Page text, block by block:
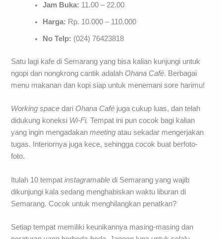
Jam Buka: 11.00 – 22.00
Harga: Rp. 10.000 – 110.000
No Telp: (024) 76423818
Satu lagi kafe di Semarang yang bisa kalian kunjungi untuk
ngopi dan nongkrong cantik adalah Ohana Café. Berbagai
menu makanan dan kopi siap untuk menemani sore harimu!
Working spacedari Ohana Café juga cukup luas, dan telah
didukung koneksi Wi-Fi.Tempat ini pun cocok bagi kalian
yang ingin mengadakanmeetingatau sekadar mengerjakan
tugas. Interiornya juga kece, sehingga cocok buat berfoto-
foto.
Itulah 10 tempatinstagramable di Semarang yang wajib
dikunjungi kala sedang menghabiskan waktu liburan di
Semarang. Cocok untuk menghilangkan penatkan?
Setiap tempat memiliki keunikannya masing-masing dan